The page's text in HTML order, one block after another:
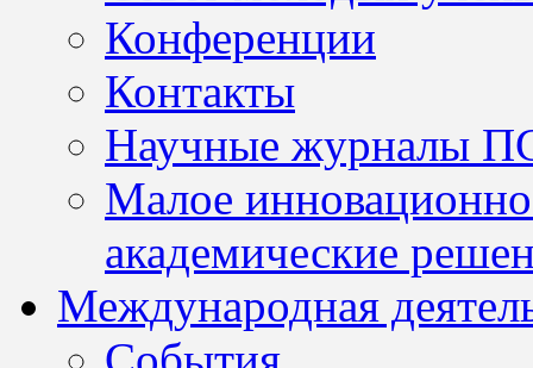
Конференции
Контакты
Научные журналы
Малое
академические
Международная